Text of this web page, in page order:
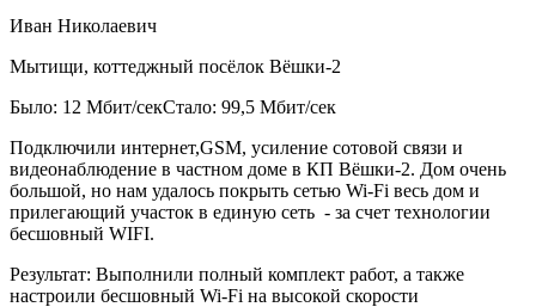
Иван Николаевич
Мытищи, коттеджный посёлок Вёшки-2
Было: 12 Мбит/секСтало: 99,5 Мбит/сек
Подключили интернет,GSM, усиление сотовой связи и
видеонаблюдение в частном доме в КП Вёшки-2. Дом очень
большой, но нам удалось покрыть сетью Wi-Fi весь дом и
прилегающий участок в единую сеть - за счет технологии
бесшовный WIFI.
Результат: Выполнили полный комплект работ, а также
настроили бесшовный Wi-Fi на высокой скорости